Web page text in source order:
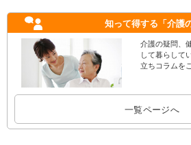
知って得する 「介護
介護の疑問、
して暮らして
立ちコラムを
一覧ページへ